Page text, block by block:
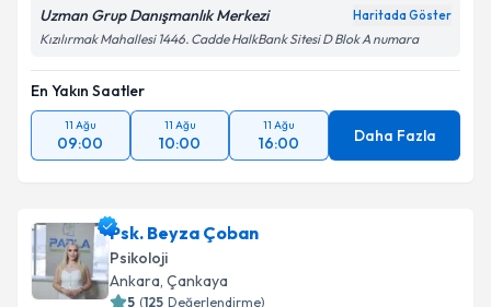
Uzman Grup Danışmanlık Merkezi Haritada Göster
Kızılırmak Mahallesi 1446. Cadde HalkBank Sitesi D Blok A numara
En Yakın Saatler
11 Ağu
09:00
11 Ağu
10:00
11 Ağu
16:00 Daha Fazla
Psk. Beyza Çoban
Psikoloji
Ankara, Çankaya
5 (125 Değerlendirme)